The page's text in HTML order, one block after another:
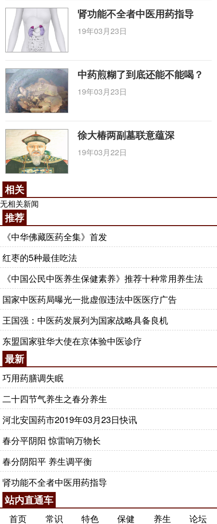
肾功能不全者中医用药指导
19年03月23日
中药煎糊了到底还能不能喝？
19年03月23日
徐大椿两副墓联意蕴深
19年03月22日
相关
无相关新闻
推荐
《中华佛藏医药全集》首发
红枣的5种最佳吃法
《中国公民中医养生保健素养》推荐十种常用养生法
国家中医药局曝光一批虚假违法中医医疗广告
王国强：中医药发展列为国家战略具备良机
东盟国家驻华大使在京体验中医诊疗
最新
巧用药膳调失眠
二十四节气养生之春分养生
河北安国药市2019年03月23日快讯
春分平阴阳 惊雷响万物长
春分阴阳平 养生调平衡
肾功能不全者中医用药指导
站内直通车
首页 常识 特色 保健 养生 论坛